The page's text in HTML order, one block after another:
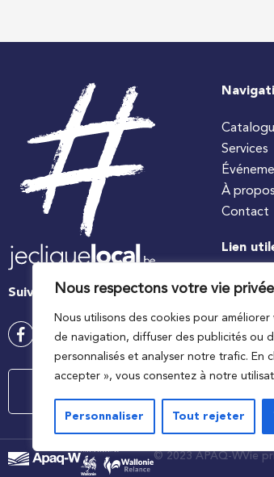
Nous respectons votre vie privée
Nous utilisons des cookies pour
de navigation, diffuser des publicités ou
personnalisés et analyser notre trafic. En
accepter », vous consentez à notre
Personnaliser Tout rejeter
Suivez-nous
Services
À propos
Contact
Lien
Ministre
© 2023 APAQ-WVie